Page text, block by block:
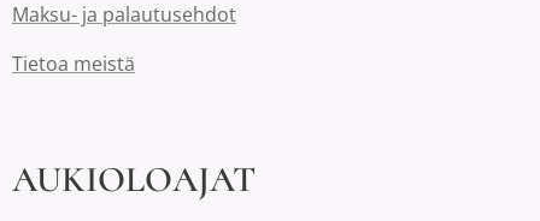
Maksu- ja palautusehdot
Tietoa meistä
AUKIOLOAJAT